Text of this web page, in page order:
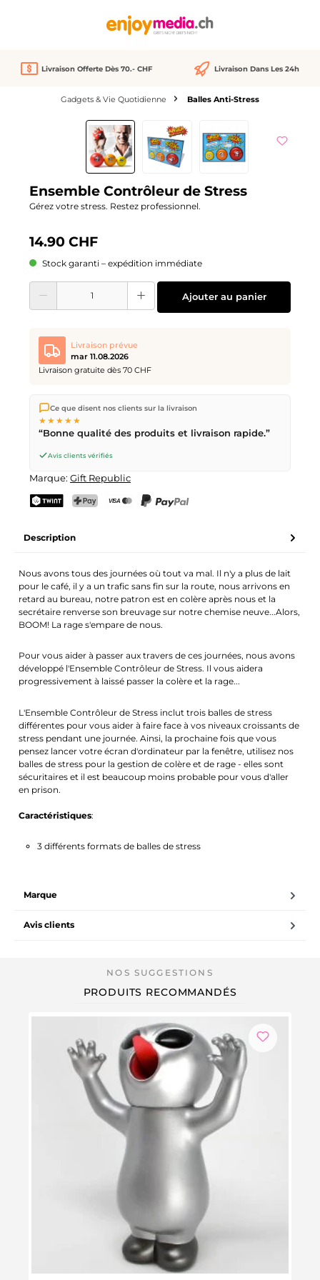
Livraison Offerte Dès 70.- CHF Livraison Dans Les 24h
Gadgets & Vie Quotidienne Balles Anti-Stress
Ignorer la galerie d'images
Ensemble Contrôleur de Stress
Gérez votre stress. Restez professionnel.
14.90 CHF
Stock garanti – expédition immédiate
Quantité de produit : Entrez la quantité souhaitée ou utilisez les boutons
Ajouter au panier
Livraison prévue
mar 11.08.2026
Livraison gratuite dès 70 CHF
Nous expédions directement depuis notre entrepôt à Kriens,
en Suisse.Livraison gratuitedèsCHF 70
passées avant
livraison leprochain jour ouvrable par la Poste Suisse.
Ce que disent nos clients sur la livraison
★★★★★
“Bonne qualité des produits et livraison rapide.”
Avis clients vérifiés
Marque: Gift Republic
Description
Nous avons tous des journées où tout va mal. Il n'y a plus de lait
pour le café, il y a un trafic sans fin sur la route, nous arrivons en
retard au bureau, notre patron est en colère après nous et la
secrétaire renverse son breuvage sur notre chemise neuve...Alors,
BOOM! La rage s'empare de nous.
Pour vous aider à passer aux travers de ces journées, nous avons
développé l'Ensemble Contrôleur de Stress. Il vous aidera
progressivement à laissé passer la colère et la rage...
L'Ensemble Contrôleur de Stress inclut trois balles de stress
différentes pour vous aider à faire face à vos niveaux croissants de
stress pendant une journée. Ainsi, la prochaine fois que vous
pensez lancer votre écran d'ordinateur par la fenêtre, utilisez nos
balles de stress pour la gestion de colère et de rage - elles sont
sécuritaires et il est beaucoup moins probable pour vous d'aller
en prison.
Caractéristiques:
3 différents formats de balles de stress
Marque
Avis clients
PRODUITS RECOMMANDÉS